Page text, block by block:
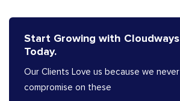
Start Growing with Cloudways
Today.
Our Clients Love us because we never
compromise on these